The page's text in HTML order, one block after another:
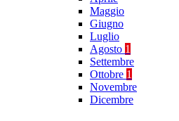
Maggio
Giugno
Luglio
Agosto 1
Settembre
Ottobre 1
Novembre
Dicembre